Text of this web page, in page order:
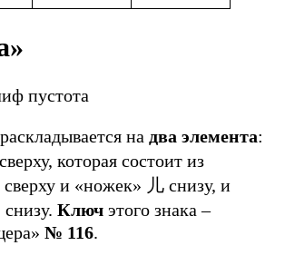
на два элемента:
которая состоит из
и «ножек» 儿 снизу, и
Ключ этого знака –
№ 116.